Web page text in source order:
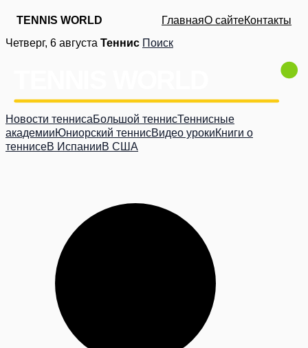
TENNIS WORLD ГлавнаяО сайтеКонтакты
Перейти
Четверг, 6 августа Теннис Поиск
Новости теннисаБольшой теннисТеннисные
академииЮниорский теннисВидео урокиКниги о
теннисеВ ИспанииВ США